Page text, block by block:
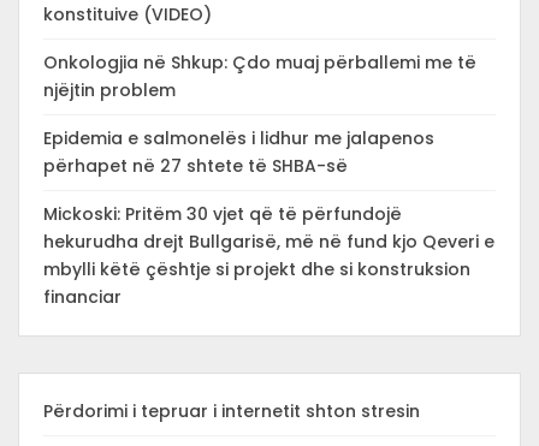
konstituive (VIDEO)
Onkologjia në Shkup: Çdo muaj përballemi me të
njëjtin problem
Epidemia e salmonelës i lidhur me jalapenos
përhapet në 27 shtete të SHBA-së
Mickoski: Pritëm 30 vjet që të përfundojë
hekurudha drejt Bullgarisë, më në fund kjo Qeveri e
mbylli këtë çështje si projekt dhe si konstruksion
financiar
Përdorimi i tepruar i internetit shton stresin